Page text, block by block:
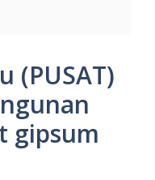
(PUSAT)
gipsum